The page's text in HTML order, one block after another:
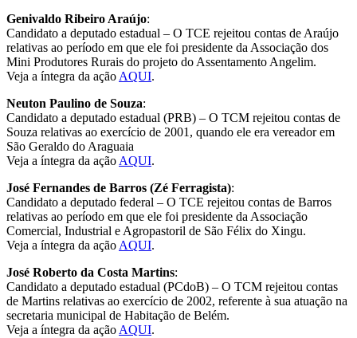
Genivaldo Ribeiro Araújo:
Candidato a deputado estadual – O TCE rejeitou contas de Araújo
relativas ao período em que ele foi presidente da Associação dos
Mini Produtores Rurais do projeto do Assentamento Angelim.
Veja a íntegra da açãoAQUI.
Neuton Paulino de Souza:
Candidato a deputado estadual (PRB) – O TCM rejeitou contas de
Souza relativas ao exercício de 2001, quando ele era vereador em
São Geraldo do Araguaia
Veja a íntegra da açãoAQUI.
José Fernandes de Barros (Zé Ferragista):
Candidato a deputado federal – O TCE rejeitou contas de Barros
relativas ao período em que ele foi presidente da Associação
Comercial, Industrial e Agropastoril de São Félix do Xingu.
Veja a íntegra da açãoAQUI.
José Roberto da Costa Martins:
Candidato a deputado estadual (PCdoB) – O TCM rejeitou contas
de Martins relativas ao exercício de 2002, referente à sua atuação na
secretaria municipal de Habitação de Belém.
Veja a íntegra da açãoAQUI.